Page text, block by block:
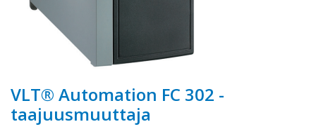
VLT® Automation FC 302 -
taajuusmuuttaja